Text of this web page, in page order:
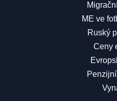
ME ve
Ruský
Ceny